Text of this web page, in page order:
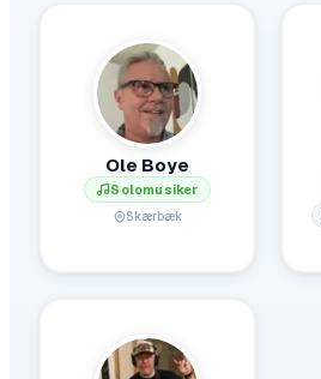
Ole Boye
Solomusiker
Skærbæk